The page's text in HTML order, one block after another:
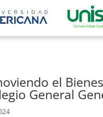
el
General